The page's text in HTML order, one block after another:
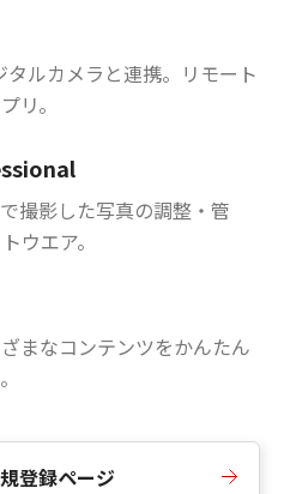
ルカメラと連携。リモート
リ。
撮影した写真の調整・管
ウエア。
まなコンテンツをかんたん
登録ページ